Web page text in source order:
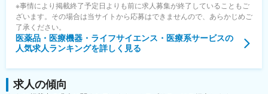
※事情により掲載終了予定日よりも前に求人募集が終了していることもご
ざいます。その場合は当サイトから応募はできませんので、あらかじめご
了承ください。
医薬品・医療機器・ライフサイエンス・医療系サービスの
人気求人ランキングを詳しく見る
求人の傾向